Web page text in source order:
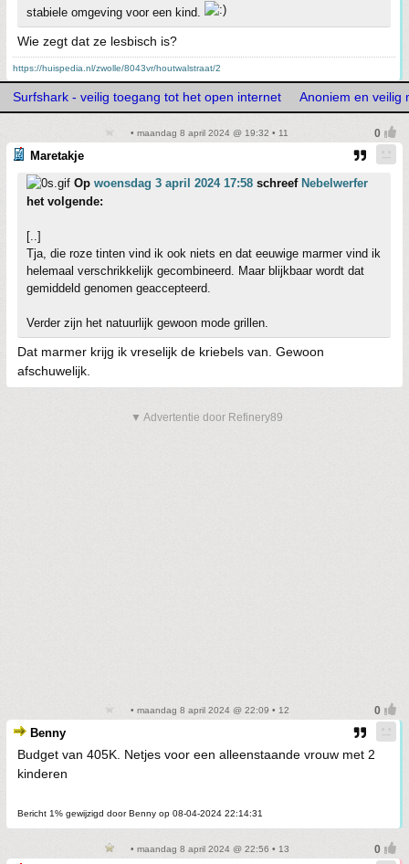
stabiele omgeving voor een kind.
Wie zegt dat ze lesbisch is?
https://huispedia.nl/zwolle/8043vr/houtwalstraat/2
Surfshark - veilig toegang tot het open internet Anoniem en veilig
• maandag 8 april 2024 @ 19:32 • 11
Maretakje
Op woensdag 3 april 2024 17:58 schreef Nebelwerfer
het volgende:
[..]
Tja, die roze tinten vind ik ook niets en dat eeuwige marmer vind ik
helemaal verschrikkelijk gecombineerd. Maar blijkbaar wordt dat
gemiddeld genomen geaccepteerd.
Verder zijn het natuurlijk gewoon mode grillen.
Dat marmer krijg ik vreselijk de kriebels van. Gewoon
afschuwelijk.
▼ Advertentie door Refinery89
• maandag 8 april 2024 @ 22:09 • 12
Benny
Budget van 405K. Netjes voor een alleenstaande vrouw met 2
kinderen
Bericht 1% gewijzigd door Benny op 08-04-2024 22:14:31
• maandag 8 april 2024 @ 22:56 • 13